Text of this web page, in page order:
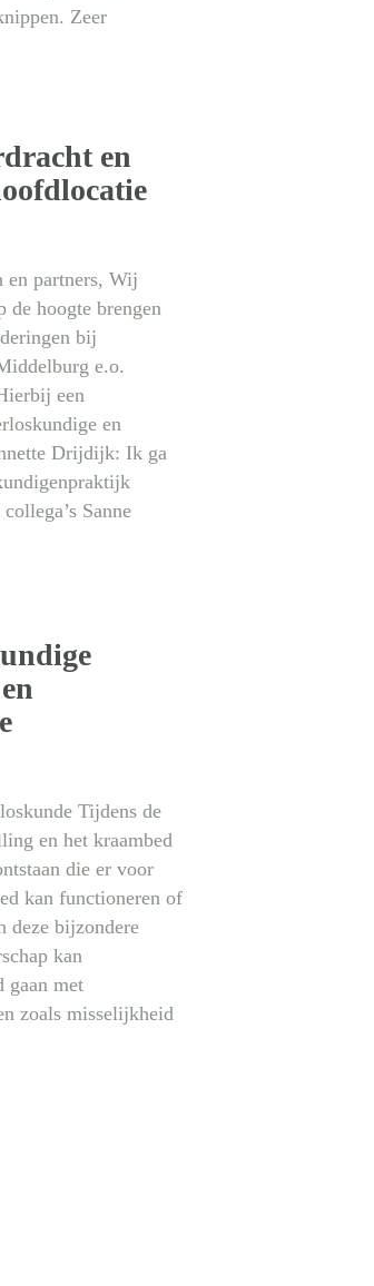
Zeer
en
en partners, Wij
hoogte brengen
bij
e.o.
een
en
Drijdijk: Ik ga
Sanne
Tijdens de
en het kraambed
die er voor
kan functioneren of
deze bijzondere
kan
gaan met
zoals misselijkheid